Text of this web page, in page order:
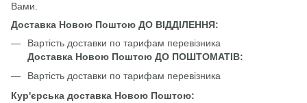
Вами.
Доставка Новою Поштою ДО ВІДДІЛЕННЯ:
Вартість доставки по тарифам перевізника
Доставка Новою Поштою ДО ПОШТОМАТІВ:
Вартість доставки по тарифам перевізника
Кур'єрська доставка Новою Поштою: